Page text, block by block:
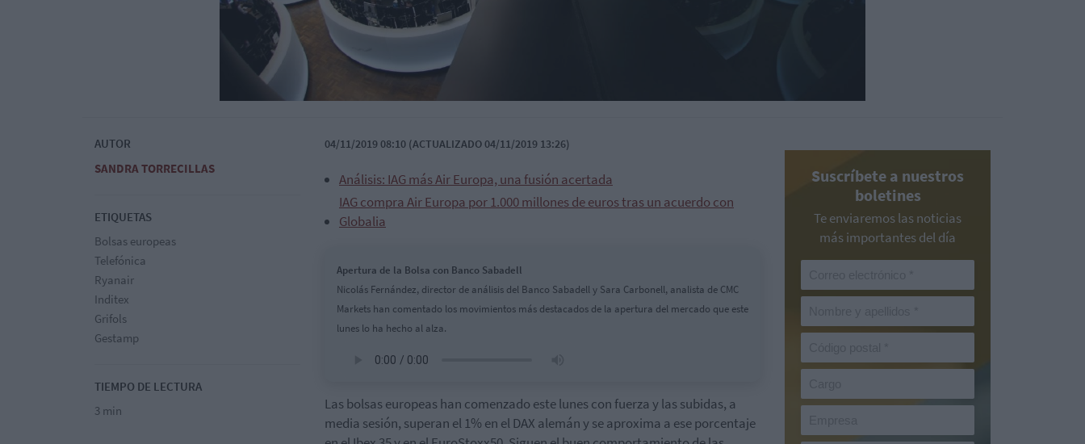
AUTOR
SANDRA TORRECILLAS
ETIQUETAS
Bolsas europeas
Telefónica
Ryanair
Inditex
Grifols
Gestamp
TIEMPO DE LECTURA
3 min
04/11/2019 08:10 (ACTUALIZADO 04/11/2019 13:26)
Análisis: IAG más Air Europa, una fusión acertada
IAG compra Air Europa por 1.000 millones de euros tras un acuerdo con
Globalia
Apertura de la Bolsa con Banco Sabadell
Nicolás Fernández, director de análisis del Banco Sabadell y Sara Carbonell, analista de CMC
Markets han comentado los movimientos más destacados de la apertura del mercado que este
lunes lo ha hecho al alza.
Las bolsas europeas han comenzado este lunes con fuerza y las subidas, a
media sesión, superan el 1% en el DAX alemán y se aproxima a ese porcentaje
Suscríbete a nuestros
boletines
Te enviaremos las noticias
más importantes del día